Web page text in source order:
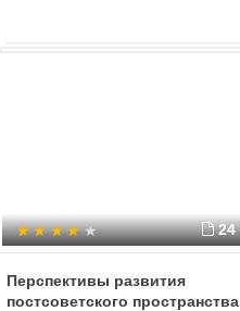
24
Перспективы развития
постсоветского пространства